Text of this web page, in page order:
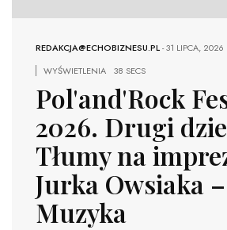
REDAKCJA@ECHOBIZNESU.PL-31 LIPCA, 2026
WYŚWIETLENIA
38 SECS
Pol'and'Rock
2026. Drugi
Tłumy na
Jurka Owsiaka
Muzyka